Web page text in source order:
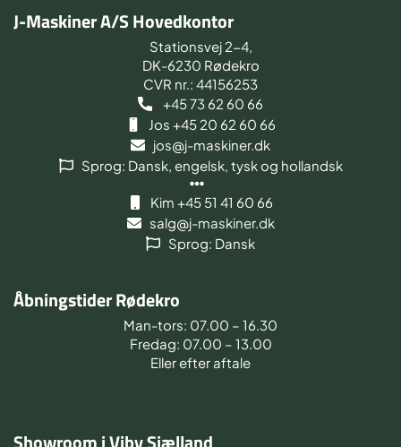
J-Maskiner A/S Hovedkontor
Stationsvej 2-4,
DK-6230 Rødekro
CVR nr.: 44156253
+45 73 62 60 66
Jos +45 20 62 60 66
jos@j-maskiner.dk
Sprog: Dansk, engelsk, tysk og hollandsk
Kim +45 51 41 60 66
salg@j-maskiner.dk
Sprog: Dansk
Åbningstider Rødekro
Man-tors: 07.00 – 16.30
Fredag: 07.00 – 13.00
Eller efter aftale